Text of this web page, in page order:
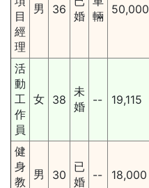
目
經
理
男 36 婚 輛
50,000
活
動
工
作
員
女 38
未
婚
-- 19,115
健
身
教
男 30
已
婚
-- 18,000